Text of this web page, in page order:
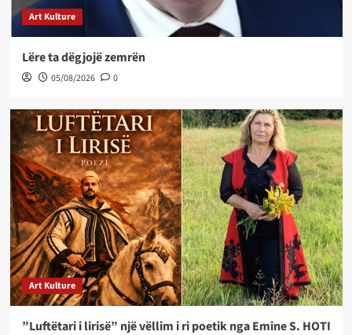
Art Kulture
Lëre ta dëgjojë zemrën
05/08/2026 0
Art Kulture
”Luftëtari i lirisë” një vëllim i ri poetik nga Emine S. HOTI